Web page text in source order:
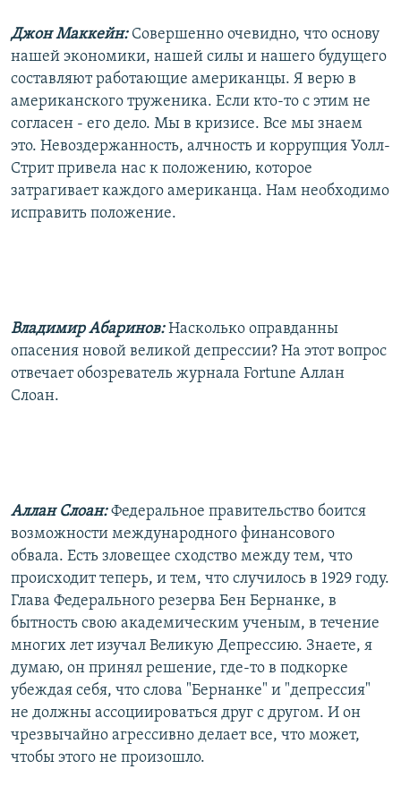
Джон Маккейн: Совершенно очевидно, что основу
нашей экономики, нашей силы и нашего будущего
составляют работающие американцы. Я верю в
американского труженика. Если кто-то с этим не
согласен - его дело. Мы в кризисе. Все мы знаем
это. Невоздержанность, алчность и коррупция Уолл-
Стрит привела нас к положению, которое
затрагивает каждого американца. Нам необходимо
исправить положение.
Владимир Абаринов:Насколько оправданны
опасения новой великой депрессии? На этот вопрос
отвечает обозреватель журнала Fortune Аллан
Слоан.
Аллан Слоан:Федеральное правительство боится
возможности международного финансового
обвала. Есть зловещее сходство между тем, что
происходит теперь, и тем, что случилось в 1929 году.
Глава Федерального резерва Бен Бернанке, в
бытность свою академическим ученым, в течение
многих лет изучал Великую Депрессию. Знаете, я
думаю, он принял решение, где-то в подкорке
убеждая себя, что слова "Бернанке" и "депрессия"
не должны ассоциироваться друг с другом. И он
чрезвычайно агрессивно делает все, что может,
чтобы этого не произошло.